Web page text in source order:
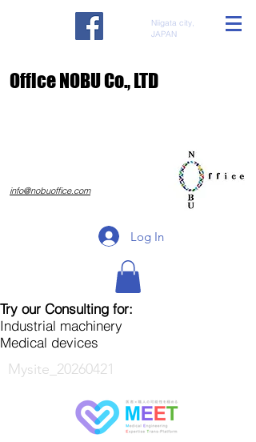
Niigata city,
JAPAN
​Office NOBU Co., LTD
​info@nobuoffice.com
Log In
Try our Consulting for:
Industrial machinery
Medical devices
Mysite_20260421